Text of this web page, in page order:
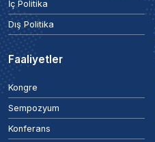
İç Politika
Dış Politika
Faaliyetler
Kongre
Sempozyum
Konferans